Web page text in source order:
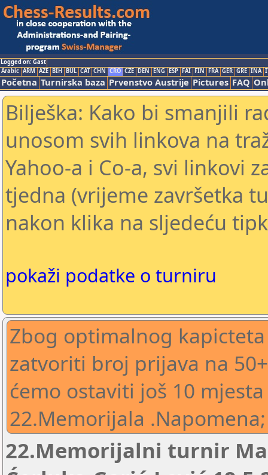
Logged on: Gast
Arabic ARM AZE BIH BUL CAT CHN CRO CZE DEN ENG ESP FAI FIN FRA GER GRE INA
Početna Turnirska baza Prvenstvo Austrije Pictures FAQ
Bilješka: Kako bi smanjili
unosom svih linkova na
Yahoo-a i Co-a, svi linkovi
tjedna (vrijeme završetka
nakon klika na sljedeću
pokaži podatke o turniru
Zbog optimalnog
zatvoriti broj prijava na
ćemo ostaviti još 10
22.Memorijala
22.Memorijalni turnir